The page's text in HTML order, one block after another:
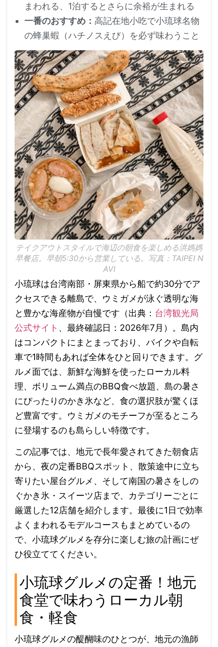
まわれる、1泊するとさらに余裕が生まれる
一番のおすすめ： 高記在地小吃で小琉球名物
の蜂巢蝦（ハチノスえび）を必ず味わうこと
テイクアウトスタイルで海辺の朝食を楽しめる洪媽媽
早餐店。早朝5:30から営業している。写真：TAIPEI N
AVI
小琉球は台湾南部・屏東県から船で約30分でア
クセスできる離島で、ウミガメが泳ぐ透明な海
と豊かな海産物が自慢です（出典： 台湾観光局
公式サイト 、最終確認日：2026年7月）。島内
はコンパクトにまとまっており、バイクや自転
車で1時間もあれば全体をひと回りできます。グ
ルメ面では、新鮮な海鮮を使ったローカル料
理、ボリューム満点のBBQ食べ放題、島の暑さ
にぴったりのかき氷など、食の選択肢が驚くほ
ど豊富です。ウミガメのモチーフが至るところ
に登場するのも島らしい特徴です。
この記事では、地元で長年愛されてきた朝食店
から、夜の定番BBQスポット、散策途中に立ち
寄りたい屋台グルメ、そして南国の暑さをしの
ぐかき氷・スイーツ店まで、カテゴリーごとに
厳選した12店舗を紹介します。最後に1日で効率
よくまわれるモデルコースもまとめているの
で、小琉球グルメを存分に楽しむ旅の計画にぜ
ひ役立ててください。
小琉球グルメの定番！地元
食堂で味わうローカル朝
食・軽食
小琉球グルメの醍醐味のひとつが、地元の漁師